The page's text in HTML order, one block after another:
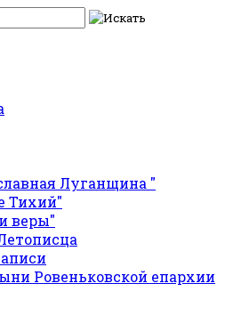
Луганщина "
Тихий"
веры"
Ровеньковской епархии